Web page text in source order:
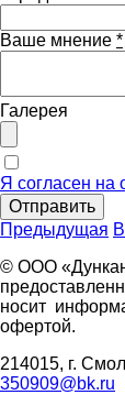
Ваше мнение *
Галерея
Я согласен на
Отправить
Предыдущая
© ООО
носит
офертой.
214015, г.
350909@bk.ru